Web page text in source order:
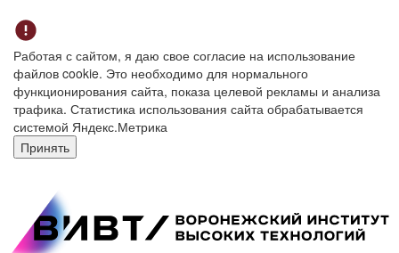
Работая с сайтом, я даю свое согласие на использование
файлов cookie. Это необходимо для нормального
функционирования сайта, показа целевой рекламы и анализа
трафика. Статистика использования сайта обрабатывается
системой Яндекс.Метрика
Принять